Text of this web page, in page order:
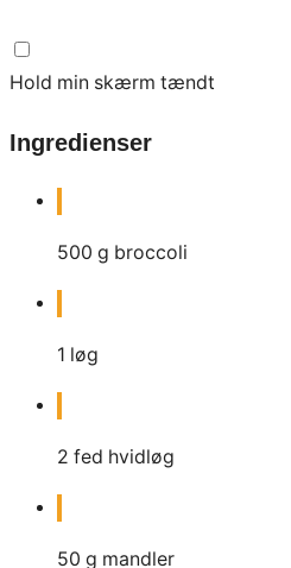
Hold min skærm tændt
Ingredienser
500 g broccoli
1 løg
2 fed hvidløg
50 g mandler